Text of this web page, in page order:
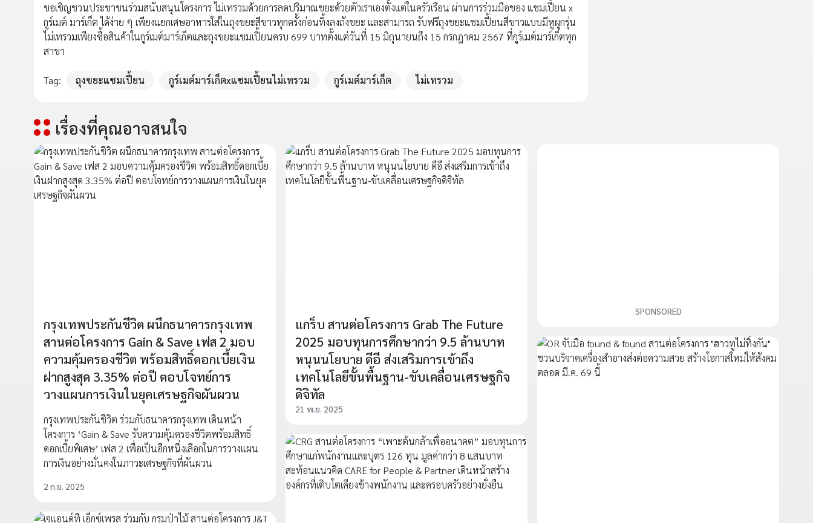
ขอเชิญชวนประชาชนร่วมสนับสนุนโครงการ ไม่เทรวมด้วยการลดปริมาณขยะด้วยตัวเราเองตั้งแต่ในครัวเรือน ผ่านการร่วมมือของ แชมเปี้ยน x
กูร์เมต์ มาร์เก็ต ได้ง่าย ๆ เพียงแยกเศษอาหารใส่ในถุงขยะสีขาวทุกครั้งก่อนทิ้งลงถังขยะ และสามารถ รับฟรีถุงขยะแชมเปี้ยนสีขาวแบบมีหูผูกรุ่น
ไม่เทรวมเพียงซื้อสินค้าในกูร์เมต์มาร์เก็ตและถุงขยะแชมเปี้ยนครบ 699 บาทตั้งแต่วันที่ 15 มิถุนายนถึง 15 กรกฎาคม 2567 ที่กูร์เมต์มาร์เก็ตทุก
สาขา
Tag: ถุงขยะแชมเปี้ยน กูร์เมต์มาร์เก็ตxแชมเปี้ยนไม่เทรวม กูร์เมต์มาร์เก็ต ไม่เทรวม
เรื่องที่คุณอาจสนใจ
กรุงเทพประกันชีวิต ผนึกธนาคารกรุงเทพ
สานต่อโครงการ Gain & Save เฟส 2 มอบ
ความคุ้มครองชีวิต พร้อมสิทธิ์ดอกเบี้ยเงิน
ฝากสูงสุด 3.35% ต่อปี ตอบโจทย์การ
วางแผนการเงินในยุคเศรษฐกิจผันผวน
กรุงเทพประกันชีวิต ร่วมกับธนาคารกรุงเทพ เดินหน้า
โครงการ ‘Gain & Save รับความคุ้มครองชีวิตพร้อมสิทธิ์
ดอกเบี้ยพิเศษ’ เฟส 2 เพื่อเป็นอีกหนึ่งเลือกในการวางแผน
การเงินอย่างมั่นคงในภาวะเศรษฐกิจที่ผันผวน
2 ก.ย. 2025
แกร็บ สานต่อโครงการ Grab The Future
2025 มอบทุนการศึกษากว่า 9.5 ล้านบาท
หนุนนโยบาย ดีอี ส่งเสริมการเข้าถึง
เทคโนโลยีขั้นพื้นฐาน-ขับเคลื่อนเศรษฐกิจ
ดิจิทัล
21 พ.ย. 2025
SPONSORED